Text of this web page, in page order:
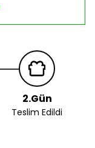
2.Gün
Teslim Edildi